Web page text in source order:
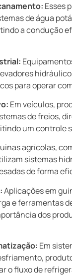
Esses
de água
a condução
para operar
Em veículos,
de freios,
um controle
agrícolas,
sistemas
de forma
Aplicações em
e ferramentas
dos
Em
o fluxo de